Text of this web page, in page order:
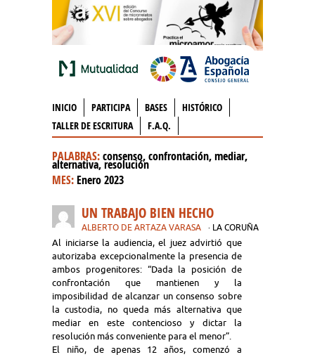
INICIO PARTICIPA BASES
HISTÓRICO
TALLER DE ESCRITURA
F.A.Q.
PALABRAS:consenso, confrontación, mediar,
alternativa, resolución
MES: Enero 2023
UN TRABAJO BIEN HECHO
ALBERTO DE ARTAZA VARASA · LA CORUÑA
Al iniciarse la audiencia, el juez advirtió que
autorizaba excepcionalmente la presencia de
ambos progenitores: “Dada la posición de
confrontación que mantienen y la
imposibilidad de alcanzar un consenso sobre
la custodia, no queda más alternativa que
mediar en este contencioso y dictar la
resolución más conveniente para el menor”.
El niño, de apenas 12 años, comenzó a